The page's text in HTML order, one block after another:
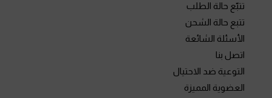
تتبّع حالة الطلب
تتبع حالة الشحن
الأسئلة الشائعة
اتصل بنا
التوعية ضد الاحتيال
العضوية المميزة